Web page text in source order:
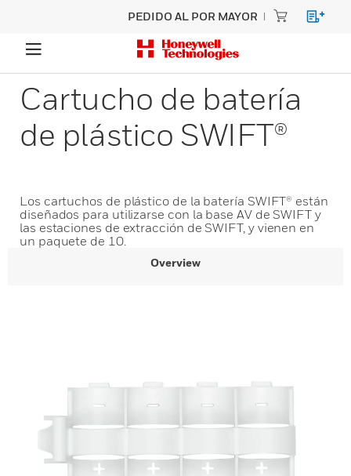
PEDIDO AL POR MAYOR
Cartucho de batería
de plástico SWIFT®
Los cartuchos de plástico de la batería SWIFT® están
diseñados para utilizarse con la base AV de SWIFT y
las estaciones de extracción de SWIFT, y vienen en
un paquete de 10.
Overview